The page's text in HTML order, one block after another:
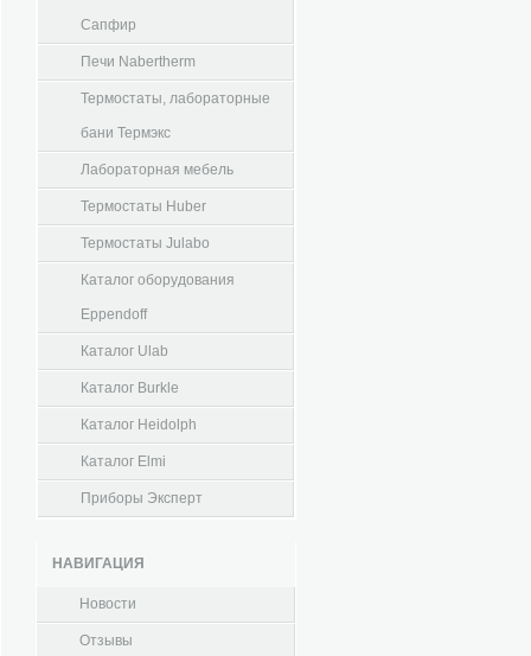
Сапфир
Печи Nabertherm
Термостаты, лабораторные
бани Термэкс
Лабораторная мебель
Термостаты Huber
Термостаты Julabo
Каталог оборудования
Eppendoff
Каталог Ulab
Каталог Burkle
Каталог Heidolph
Каталог Elmi
Приборы Эксперт
НАВИГАЦИЯ
Новости
Отзывы